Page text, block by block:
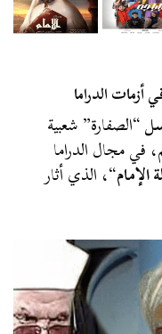
الدراما
“الصفارة” شعبية
مجال الدراما
الإمام“، الذي أثار